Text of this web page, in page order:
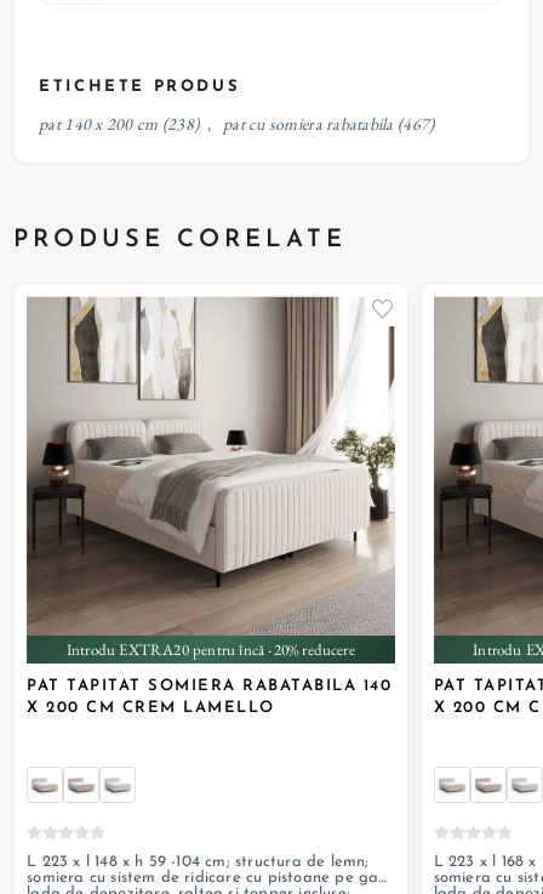
ETICHETE PRODUS
pat 140 x 200 cm (238) , pat cu somiera rabatabila (467)
PRODUSE CORELATE
Introdu EXTRA20 pentru încă -20% reducere
PAT TAPITAT SOMIERA RABATABILA 140
X 200 CM CREM LAMELLO
+ 1
L 223 x l 148 x h 59 -104 cm; structura de lemn;
somiera cu sistem de ridicare cu pistoane pe gaz;
Introdu
PAT
X 200 CM
L 223 x l 168
somiera cu